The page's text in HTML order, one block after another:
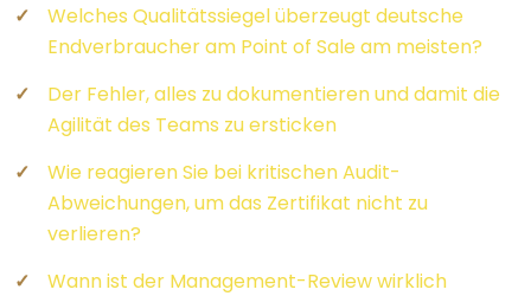
Welches Qualitätssiegel überzeugt deutsche
Endverbraucher am Point of Sale am meisten?
Der Fehler, alles zu dokumentieren und damit die
Agilität des Teams zu ersticken
Wie reagieren Sie bei kritischen Audit-
Abweichungen, um das Zertifikat nicht zu
verlieren?
Wann ist der Management-Review wirklich